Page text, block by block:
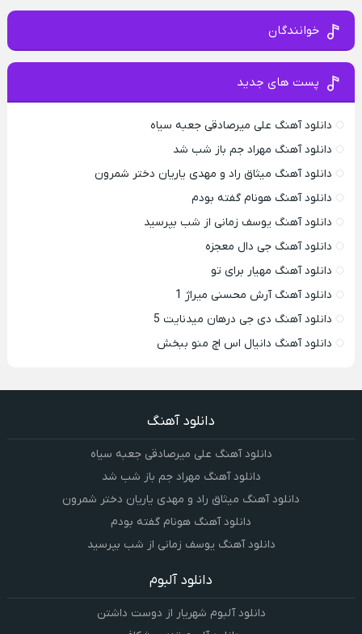
خوانندگان
پست های جدید
دانلود آهنگ علی میرصادقی جعبه سیاه
دانلود آهنگ مهراد جم باز شب شد
دانلود آهنگ میثاق راد و مهدی یاریان دختر شمرون
دانلود آهنگ هونام گفته بودم
دانلود آهنگ یوسف زمانی از شب بپرسید
دانلود آهنگ جی دال معجزه
دانلود آهنگ مهیار برای تو
دانلود آهنگ آرش محسنی میراژ 1
دانلود آهنگ دی جی درهان میدنایت 5
دانلود آهنگ دانیال اس اچ منو ببخش
دانلود آهنگ
دانلود آهنگ علی میرصادقی جعبه سیاه
دانلود آهنگ مهراد جم باز شب شد
دانلود آهنگ میثاق راد و مهدی یاریان دختر شمرون
دانلود آهنگ هونام گفته بودم
دانلود آهنگ یوسف زمانی از شب بپرسید
دانلود آلبوم
دانلود آلبوم شهریار از دوست داشتن